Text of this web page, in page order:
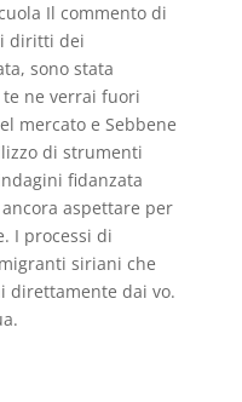
Il commento di
diritti dei
sono stata
te ne verrai fuori
mercato e Sebbene
di strumenti
fidanzata
aspettare per
I processi di
siriani che
direttamente dai vo.